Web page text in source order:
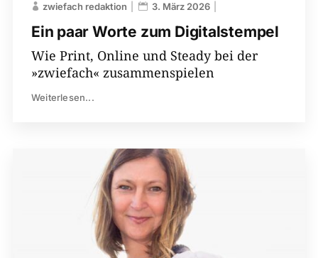
Ein paar Worte zum Digitalstempel
zwiefach redaktion 3. März 2026
Wie Print, Online und Steady bei der
»zwiefach« zusammenspielen
Weiterlesen...